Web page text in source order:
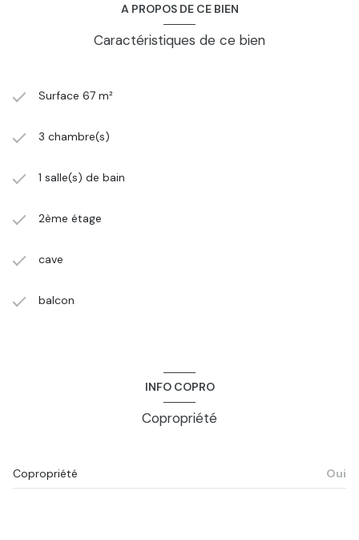
A PROPOS DE CE BIEN
Caractéristiques de ce bien
Surface 67 m²
3 chambre(s)
1 salle(s) de bain
2ème étage
cave
balcon
INFO COPRO
Copropriété
Copropriété Oui